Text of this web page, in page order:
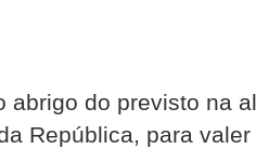
abrigo do previsto na
República, para